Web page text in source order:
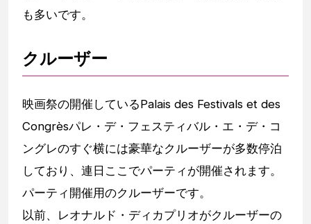
も多いです。
クルーザー
映画祭の開催しているPalais des Festivals et des
Congrèsパレ・デ・フェスティバル・エ・デ・コ
ングレのすぐ横には豪華なクルーザーが多数停泊
しており、連日ここでパーティが開催されます。
パーティ開催用のクルーザーです。
以前、レオナルド・ディカプリオがクルーザーの